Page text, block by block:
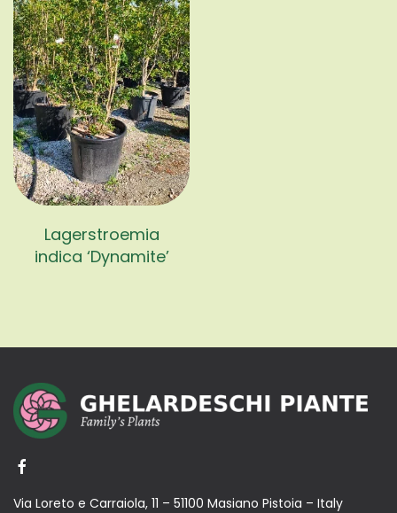
Lagerstroemia
indica ‘Dynamite’
Via Loreto e Carraiola, 11 – 51100 Masiano Pistoia – Italy